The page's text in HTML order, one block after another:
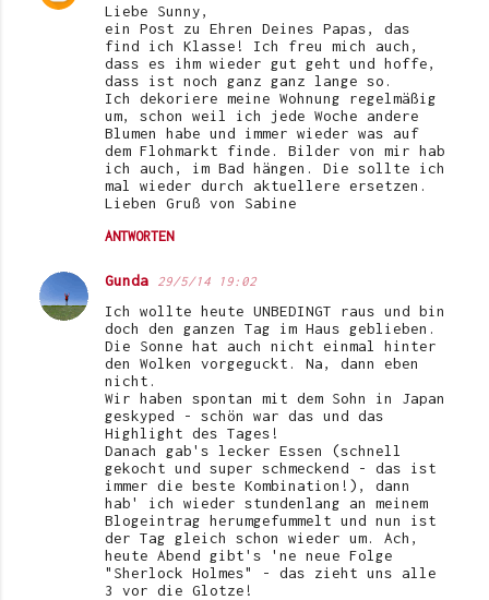
Liebe Sunny,
ein Post zu Ehren Deines Papas, das
find ich Klasse! Ich freu mich auch,
dass es ihm wieder gut geht und hoffe,
dass ist noch ganz ganz lange so.
Ich dekoriere meine Wohnung regelmäßig
um, schon weil ich jede Woche andere
Blumen habe und immer wieder was auf
dem Flohmarkt finde. Bilder von mir hab
ich auch, im Bad hängen. Die sollte ich
mal wieder durch aktuellere ersetzen.
Lieben Gruß von Sabine
ANTWORTEN
Gunda 29/5/14 19:02
Ich wollte heute UNBEDINGT raus und bin
doch den ganzen Tag im Haus geblieben.
Die Sonne hat auch nicht einmal hinter
den Wolken vorgeguckt. Na, dann eben
nicht.
Wir haben spontan mit dem Sohn in Japan
geskyped - schön war das und das
Highlight des Tages!
Danach gab's lecker Essen (schnell
gekocht und super schmeckend - das ist
immer die beste Kombination!), dann
hab' ich wieder stundenlang an meinem
Blogeintrag herumgefummelt und nun ist
der Tag gleich schon wieder um. Ach,
heute Abend gibt's 'ne neue Folge
"Sherlock Holmes" - das zieht uns alle
3 vor die Glotze!